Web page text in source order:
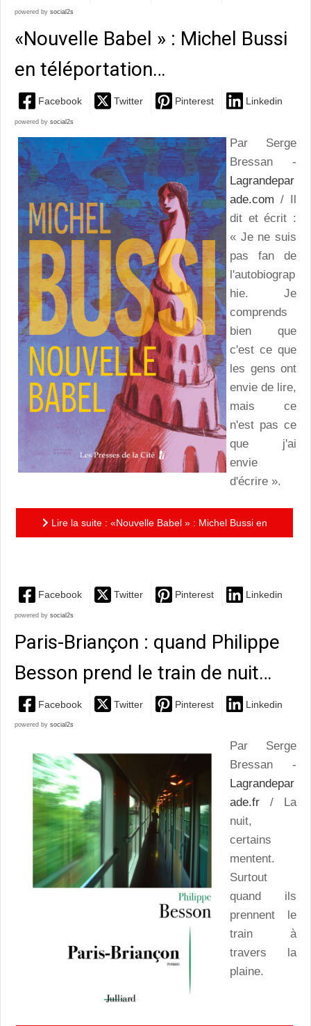
powered by social2s
«Nouvelle Babel » : Michel Bussi
en téléportation…
Facebook Twitter Pinterest Linkedin
powered by social2s
Par Serge
Bressan -
Lagrandepar
ade.com / Il
dit et écrit :
« Je ne suis
pas fan de
l'autobiograp
hie. Je
comprends
bien que
c'est ce que
les gens ont
envie de lire,
mais ce
n'est pas ce
que j'ai
envie
d'écrire ».
Lire la suite : «Nouvelle Babel » : Michel Bussi en
Facebook Twitter Pinterest Linkedin
powered by social2s
Paris-Briançon : quand Philippe
Besson prend le train de nuit…
Facebook Twitter Pinterest Linkedin
powered by social2s
Par Serge
Bressan -
Lagrandepar
ade.fr / La
nuit,
certains
mentent.
Surtout
quand ils
prennent le
train à
travers la
plaine.